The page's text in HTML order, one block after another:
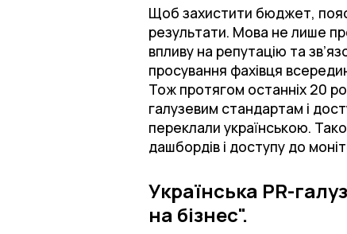
Щоб захистити бюджет,
результати. Мова не лише
впливу на репутацію та
просування фахівця
Тож протягом останніх 20
галузевим стандартам і
переклали українською.
дашбордів і доступу до
Українська PR-
на бізнес".